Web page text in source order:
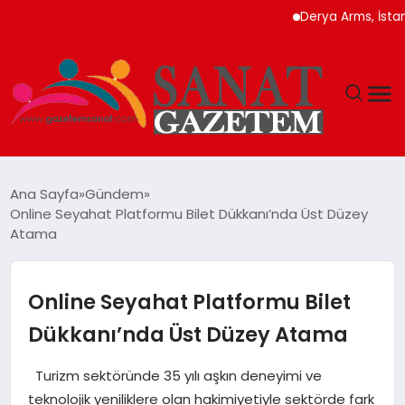
Derya Arms, İstanbul
TEKNOLOJI
YAŞAM
Ana Sayfa Gündem
Online Seyahat Platformu Bilet Dükkanı’nda Üst Düzey
Atama
Online Seyahat Platformu Bilet
Dükkanı’nda Üst Düzey Atama
Turizm sektöründe 35 yılı aşkın deneyimi ve
teknolojik yeniliklere olan hakimiyetiyle sektörde fark